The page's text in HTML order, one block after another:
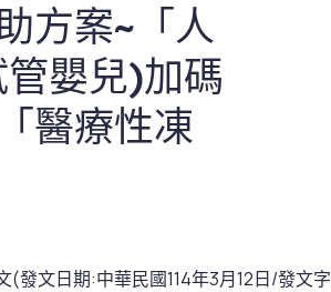
方案~「人
嬰兒)加碼
醫療性凍
(發文日期:中華民國114年3月12日/發文字